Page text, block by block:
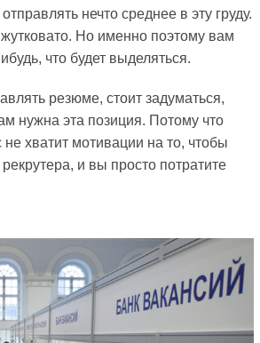
нечто среднее в эту груду.
Но именно поэтому вам
что будет выделяться.
резюме, стоит задуматься,
нужна эта позиция. Потому что
не хватит мотивации на то, чтобы
и вы просто потратите